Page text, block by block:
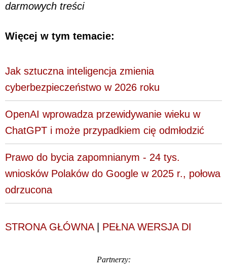
darmowych treści
Więcej w tym temacie:
Jak sztuczna inteligencja zmienia
cyberbezpieczeństwo w 2026 roku
OpenAI wprowadza przewidywanie wieku w
ChatGPT i może przypadkiem cię odmłodzić
Prawo do bycia zapomnianym - 24 tys.
wniosków Polaków do Google w 2025 r., połowa
odrzucona
STRONA GŁÓWNA| PEŁNA WERSJA DI
Partnerzy: